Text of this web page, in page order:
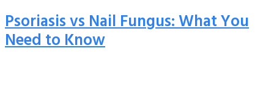
Psoriasis vs Nail Fungus: What You
Need to Know